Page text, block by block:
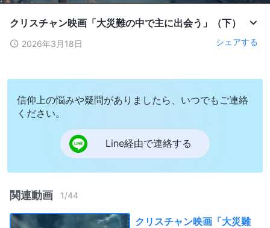
クリスチャン映画「大災難の中で主に出会う」（下）
2026年3月18日 シェアする
信仰上の悩みや疑問がありましたら、いつでもご連絡
ください。
Line経由で連絡する
関連動画 1/44
クリスチャン映画「大災難